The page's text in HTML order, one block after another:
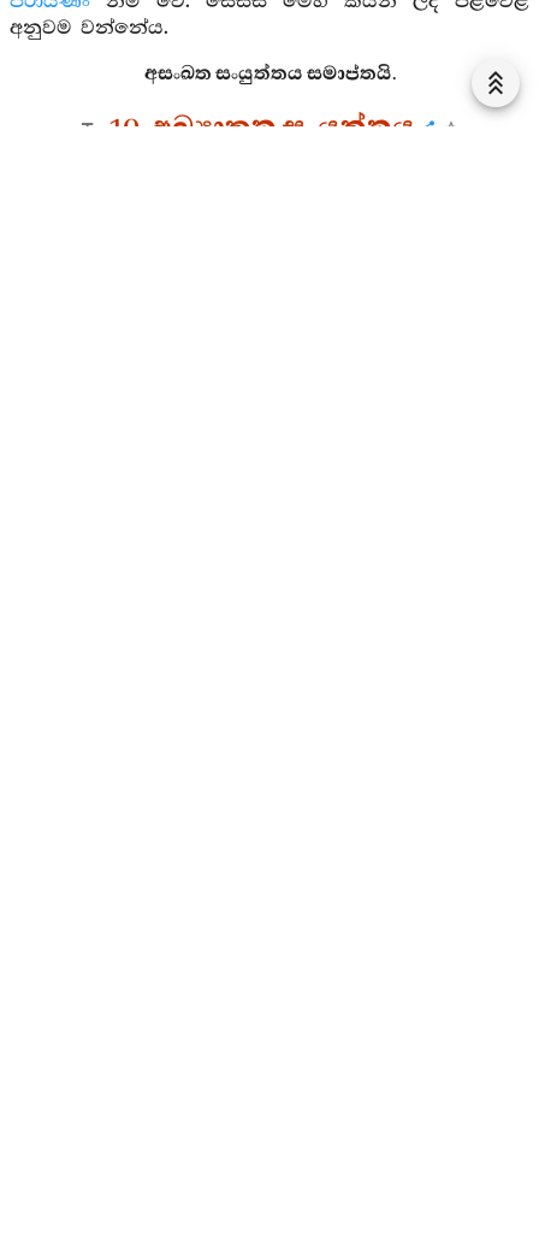
අනුවම වන්නේය.
අසංඛත සංයුත්තය සමාප්තයි.
10. අඛ්‍යාකත සංයුක්තය